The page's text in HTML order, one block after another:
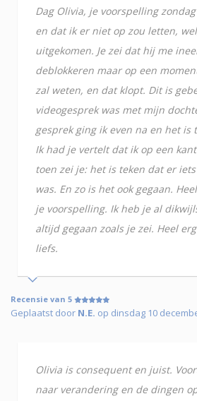
Dag Olivia, je voorspelling
en dat ik er niet op zou letten,
uitgekomen. Je zei dat hij me
deblokkeren maar op een
zal weten, en dat klopt. Dit is
videogesprek was met mijn
gesprek ging ik even na en het is
Ik had je vertelt dat ik op een
toen zei je: het is teken dat er
was. En zo is het ook gegaan.
je voorspelling. Ik heb je al
altijd gegaan zoals je zei. Heel
liefs.
Recensie van 5
Geplaatst door N.E. op dinsdag 10
Olivia is consequent en juist.
naar verandering en de dingen